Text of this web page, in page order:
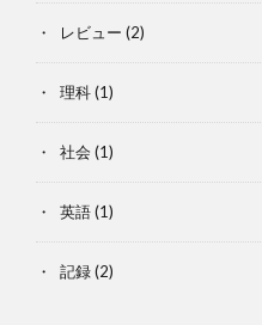
レビュー (2)
理科(1)
社会 (1)
英語(1)
記録(2)